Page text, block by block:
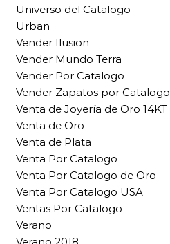
Universo del Catalogo
Urban
Vender Ilusion
Vender Mundo Terra
Vender Por Catalogo
Vender Zapatos por Catalogo
Venta de Joyería de Oro 14KT
Venta de Oro
Venta de Plata
Venta Por Catalogo
Venta Por Catalogo de Oro
Venta Por Catalogo USA
Ventas Por Catalogo
Verano